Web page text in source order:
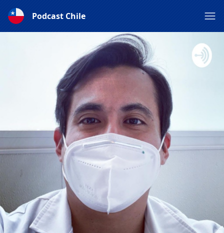
Podcast Chile